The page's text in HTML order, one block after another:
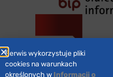
Serwis wykorzystuje pliki
cookies na warunkach
określonych w Informacji o